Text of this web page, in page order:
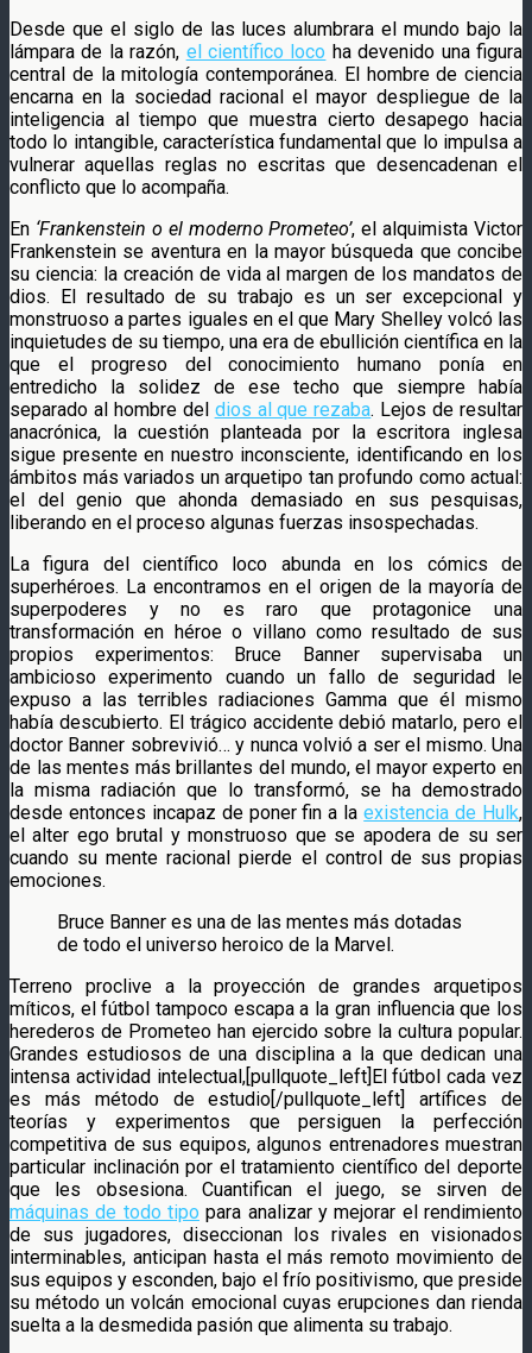
Desde que el siglo de las luces alumbrara el mundo bajo la
lámpara de la razón, el científico loco ha devenido una figura
central de la mitología contemporánea. El hombre de ciencia
encarna en la sociedad racional el mayor despliegue de la
inteligencia al tiempo que muestra cierto desapego hacia
todo lo intangible, característica fundamental que lo impulsa a
vulnerar aquellas reglas no escritas que desencadenan el
conflicto que lo acompaña.
En ‘Frankenstein o el moderno Prometeo’, el alquimista Victor
Frankenstein se aventura en la mayor búsqueda que concibe
su ciencia: la creación de vida al margen de los mandatos de
dios. El resultado de su trabajo es un ser excepcional y
monstruoso a partes iguales en el que Mary Shelley volcó las
inquietudes de su tiempo, una era de ebullición científica en la
que el progreso del conocimiento humano ponía en
entredicho la solidez de ese techo que siempre había
separado al hombre del dios al que rezaba. Lejos de resultar
anacrónica, la cuestión planteada por la escritora inglesa
sigue presente en nuestro inconsciente, identificando en los
ámbitos más variados un arquetipo tan profundo como actual:
el del genio que ahonda demasiado en sus pesquisas,
liberando en el proceso algunas fuerzas insospechadas.
La figura del científico loco abunda en los cómics de
superhéroes. La encontramos en el origen de la mayoría de
superpoderes y no es raro que protagonice una
transformación en héroe o villano como resultado de sus
propios experimentos: Bruce Banner supervisaba un
ambicioso experimento cuando un fallo de seguridad le
expuso a las terribles radiaciones Gamma que él mismo
había descubierto. El trágico accidente debió matarlo, pero el
doctor Banner sobrevivió… y nunca volvió a ser el mismo. Una
de las mentes más brillantes del mundo, el mayor experto en
la misma radiación que lo transformó, se ha demostrado
desde entonces incapaz de poner fin a laexistencia de Hulk,
el alter ego brutal y monstruoso que se apodera de su ser
cuando su mente racional pierde el control de sus propias
emociones.
Bruce Banner es una de las mentes más dotadas
de todo el universo heroico de la Marvel.
Terreno proclive a la proyección de grandes arquetipos
míticos, el fútbol tampoco escapa a la gran influencia que los
herederos de Prometeo han ejercido sobre la cultura popular.
Grandes estudiosos de una disciplina a la que dedican una
intensa actividad intelectual,[pullquote_left]El fútbol cada vez
es más método de estudio[/pullquote_left] artífices de
teorías y experimentos que persiguen la perfección
competitiva de sus equipos, algunos entrenadores muestran
particular inclinación por el tratamiento científico del deporte
que les obsesiona. Cuantifican el juego, se sirven de
máquinas de todo tipo para analizar y mejorar el rendimiento
de sus jugadores, diseccionan los rivales en visionados
interminables, anticipan hasta el más remoto movimiento de
sus equipos y esconden, bajo el frío positivismo, que preside
su método un volcán emocional cuyas erupciones dan rienda
suelta a la desmedida pasión que alimenta su trabajo.